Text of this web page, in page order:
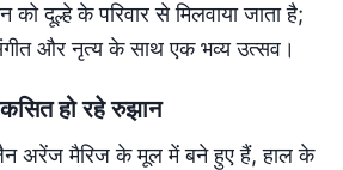
को दूल्हे के परिवार से मिलवाया जाता है;
और नृत्य के साथ एक भव्य उत्सव।
हो रहे रुझान
अरेंज मैरिज के मूल में बने हुए हैं, हाल के